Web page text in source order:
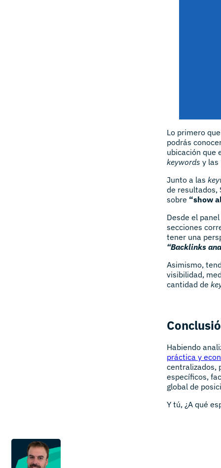
Lo primero
podrás
ubicación que
keywords y las
Junto a las
de resultados,
sobre “show
Desde el
secciones
tener una
“Backlinks
Asimismo,
visibilidad,
cantidad de
Habiendo
práctica y
centralizados,
específicos,
global de
Y tú, ¿A qué